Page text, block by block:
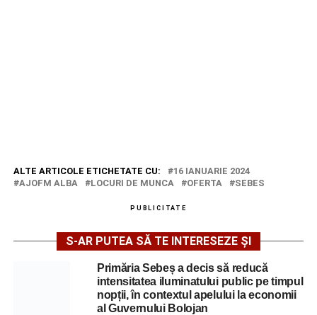
ALTE ARTICOLE ETICHETATE CU:
16 IANUARIE 2024
AJOFM ALBA
LOCURI DE MUNCA OFERTA SEBES
PUBLICITATE
S-AR PUTEA SĂ TE INTERESEZE ȘI
Primăria Sebeș a decis să reducă
intensitatea iluminatului public pe timpul
nopții, în contextul apelului la economii
al Guvernului Bolojan